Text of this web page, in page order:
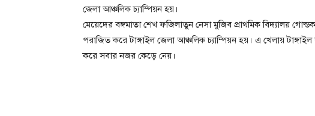
জেলা আঞ্চলিক চ্যাম্পিয়ন হয়।
মেয়েদের বঙ্গমাতা শেখ ফজিলাতুন নেসা মুজিব প্রাথমিক বিদ্যালয়
পরাজিত করে টাঙ্গাইল জেলা আঞ্চলিক চ্যাম্পিয়ন হয়। এ খেলায়
করে সবার নজর কেড়ে নেয়।